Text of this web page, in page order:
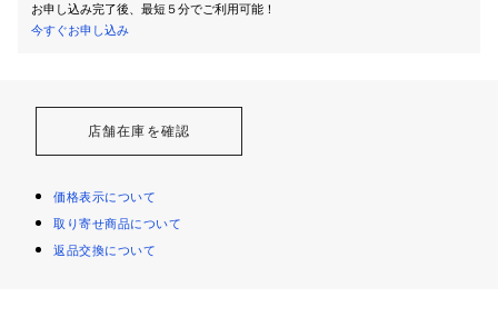
お申し込み完了後、最短５分でご利用可能！
今すぐお申し込み
店舗在庫を確認
価格表示について
取り寄せ商品について
返品交換について